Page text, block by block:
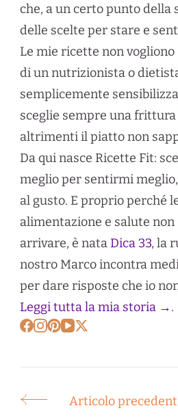
che, a un certo punto della
delle scelte per stare e
Le mie ricette non
di un nutrizionista o
semplicemente
sceglie sempre una frittura
altrimenti il piatto non
Da qui nasce Ricette Fit:
meglio per sentirmi
al gusto. E proprio perché
alimentazione e salute
arrivare, è nataDica 33, la
nostro Marco incontra
per dare risposte che io
Leggi tutta la mia storia →.
Post
Articolo